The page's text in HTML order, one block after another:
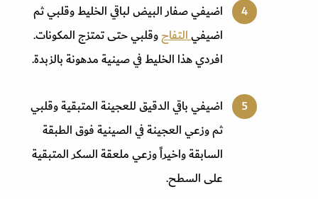
اضيفي صفار البيض لباقي الخليط وقلبي ثم
اضيفيالتفاحوقلبي حتى تمتزج المكونات.
افردي هذا الخليط في صينية مدهونة بالزبدة.
اضيفي باقي الدقيق للعجينة المتبقية وقلبي
ثم وزعي العجينة في الصينية فوق الطبقة
السابقة واخيراً وزعي ملعقة السكر المتبقية
على السطح.